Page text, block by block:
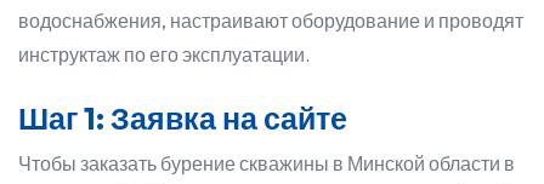
водоснабжения, настраивают оборудование и проводят
инструктаж по его эксплуатации.
Шаг 1: Заявка на сайте
Чтобы заказать бурение скважины в Минской области в